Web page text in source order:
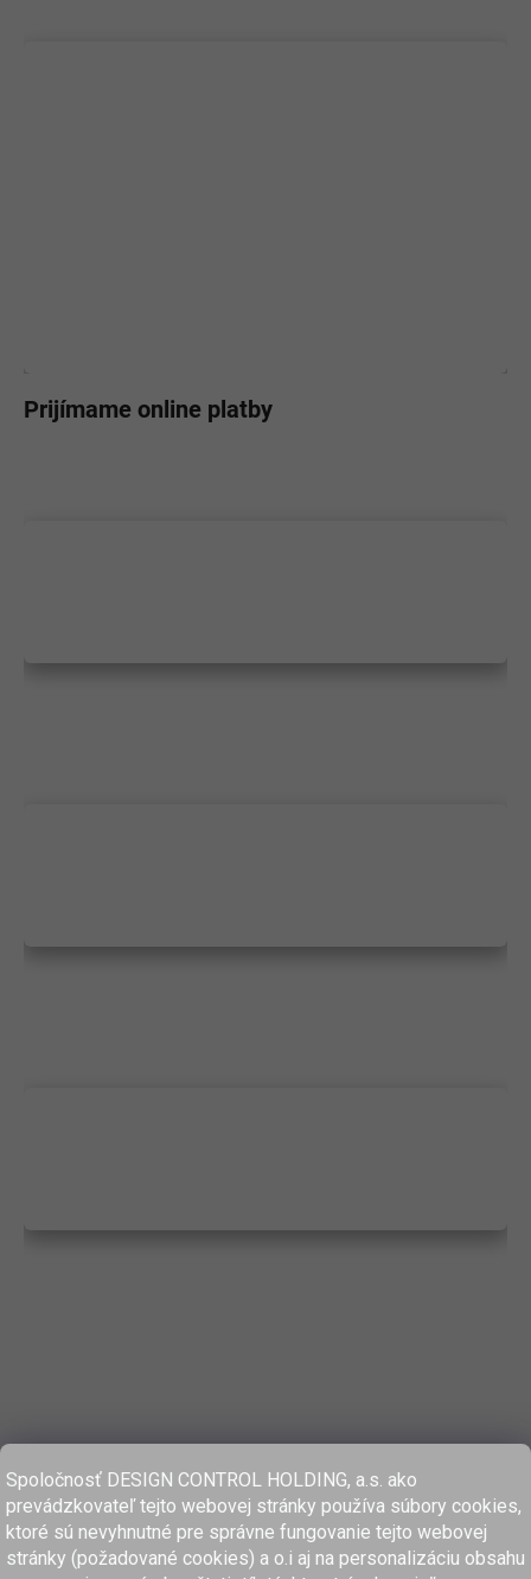
Spoločnosť DESIGN CONTROL HOLDING, a.s. ako
prevádzkovateľ tejto webovej stránky používa súbory cookies,
ktoré sú nevyhnutné pre správne fungovanie tejto webovej
stránky (požadované cookies) a o.i aj na personalizáciu obsahu
Prijímame online platby